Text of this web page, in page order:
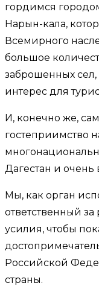
гордимся
Нарын-кала,
Всемирного
большое
заброшенных
интерес для
И, конечно же,
гостеприимство
Дагестан и очень
Мы, как орган
ответственный
усилия, чтобы
Российской
страны.